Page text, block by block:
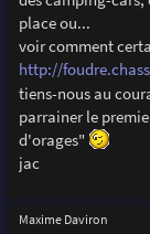
place ou...
voir comment
http://
tiens-nous au
parrainer le
d'orages"
jac
Maxime Daviron